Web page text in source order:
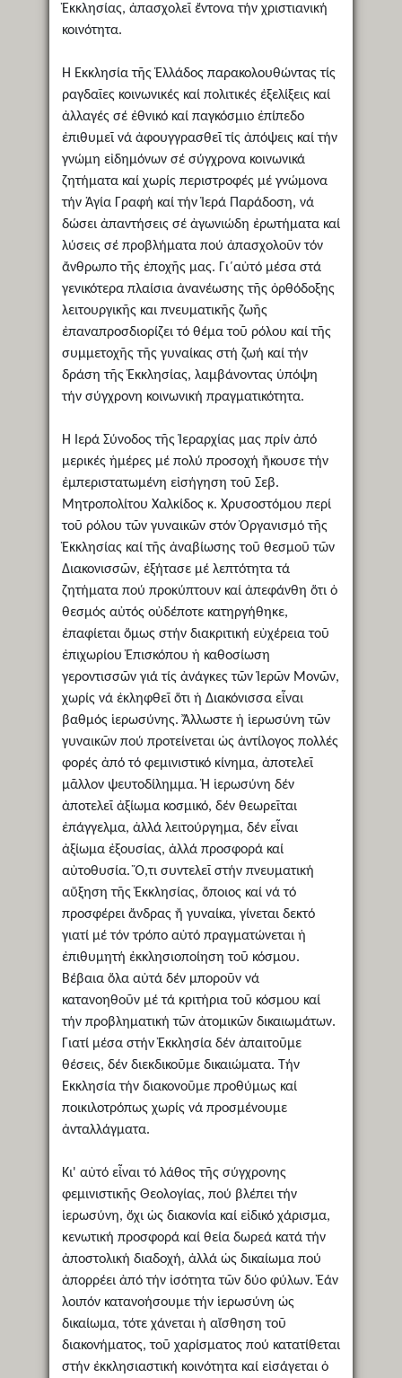
Ἐκκλησίας, ἀπασχολεῖ ἔντονα τήν χριστιανική
κοινότητα.
Ἡ Ἐκκλησία τῆς Ἑλλάδος παρακολουθώντας τίς
ραγδαῖες κοινωνικές καί πολιτικές ἐξελίξεις καί
ἀλλαγές σέ ἐθνικό καί παγκόσμιο ἐπίπεδο
ἐπιθυμεῖ νά ἀφουγγρασθεῖ τίς ἀπόψεις καί τήν
γνώμη εἰδημόνων σέ σύγχρονα κοινωνικά
ζητήματα καί χωρίς περιστροφές μέ γνώμονα
τήν Ἁγία Γραφή καί τήν Ἱερά Παράδοση, νά
δώσει ἀπαντήσεις σέ ἀγωνιώδη ἐρωτήματα καί
λύσεις σέ προβλήματα πού ἀπασχολοῦν τόν
ἄνθρωπο τῆς ἐποχῆς μας. Γι΄αὐτό μέσα στά
γενικότερα πλαίσια ἀνανέωσης τῆς ὀρθόδοξης
λειτουργικῆς και πνευματικῆς ζωῆς
ἐπαναπροσδιορίζει τό θέμα τοῦ ρόλου καί τῆς
συμμετοχῆς τῆς γυναίκας στή ζωή καί τήν
δράση τῆς Ἐκκλησίας, λαμβάνοντας ὑπόψη
τήν σύγχρονη κοινωνική πραγματικότητα.
Ἡ Ἱερά Σύνοδος τῆς Ἱεραρχίας μας πρίν ἀπό
μερικές ἡμέρες μέ πολύ προσοχή ἤκουσε τήν
ἐμπεριστατωμένη εἰσήγηση τοῦ Σεβ.
Μητροπολίτου Χαλκίδος κ. Χρυσοστόμου περί
τοῦ ρόλου τῶν γυναικῶν στόν Ὀργανισμό τῆς
Ἐκκλησίας καί τῆς ἀναβίωσης τοῦ θεσμοῦ τῶν
Διακονισσῶν, ἐξήτασε μέ λεπτότητα τά
ζητήματα πού προκύπτουν καί ἀπεφάνθη ὅτι ὁ
θεσμός αὐτός οὐδέποτε κατηργήθηκε,
ἐπαφίεται ὅμως στήν διακριτική εὐχέρεια τοῦ
ἐπιχωρίου Ἐπισκόπου ἡ καθοσίωση
γεροντισσῶν γιά τίς ἀνάγκες τῶν Ἱερῶν Μονῶν,
χωρίς νά ἐκληφθεῖ ὅτι ἡ Διακόνισσα εἶναι
βαθμός ἱερωσύνης. Ἄλλωστε ἡ ἱερωσύνη τῶν
γυναικῶν πού προτείνεται ὡς ἀντίλογος πολλές
φορές ἀπό τό φεμινιστικό κίνημα, ἀποτελεῖ
μᾶλλον ψευτοδίλημμα. Ἡ ἱερωσύνη δέν
ἀποτελεῖ ἀξίωμα κοσμικό, δέν θεωρεῖται
ἐπάγγελμα, ἀλλά λειτούργημα, δέν εἶναι
ἀξίωμα ἐξουσίας, ἀλλά προσφορά καί
αὐτοθυσία. Ὅ,τι συντελεῖ στήν πνευματική
αὔξηση τῆς Ἐκκλησίας, ὅποιος καί νά τό
προσφέρει ἄνδρας ἤ γυναίκα, γίνεται δεκτό
γιατί μέ τόν τρόπο αὐτό πραγματώνεται ἡ
ἐπιθυμητή ἐκκλησιοποίηση τοῦ κόσμου.
Βέβαια ὅλα αὐτά δέν μποροῦν νά
κατανοηθοῦν μέ τά κριτήρια τοῦ κόσμου καί
τήν προβληματική τῶν ἀτομικῶν δικαιωμάτων.
Γιατί μέσα στήν Ἐκκλησία δέν ἀπαιτοῦμε
θέσεις, δέν διεκδικοῦμε δικαιώματα. Τήν
Εκκλησία τήν διακονοῦμε προθύμως καί
ποικιλοτρόπως χωρίς νά προσμένουμε
ἀνταλλάγματα.
Κι' αὐτό εἶναι τό λάθος τῆς σύγχρονης
φεμινιστικῆς Θεολογίας, πού βλέπει τήν
ἱερωσύνη, ὄχι ὡς διακονία καί εἰδικό χάρισμα,
κενωτική προσφορά καί θεία δωρεά κατά τήν
ἀποστολική διαδοχή, ἀλλά ὡς δικαίωμα πού
ἀπορρέει ἀπό τήν ἰσότητα τῶν δύο φύλων. Ἐάν
λοιπόν κατανοήσουμε τήν ἱερωσύνη ὡς
δικαίωμα, τότε χάνεται ἡ αἴσθηση τοῦ
διακονήματος, τοῦ χαρίσματος πού κατατίθεται
στήν ἐκκλησιαστική κοινότητα καί εἰσάγεται ὁ